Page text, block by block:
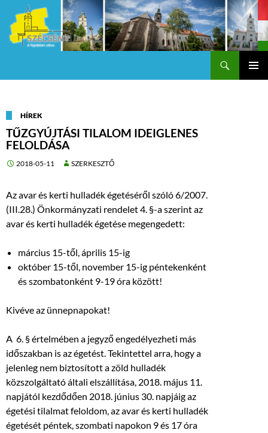
HÍREK
TŰZGYÚJTÁSI TILALOM IDEIGLENES
FELOLDÁSA
2018-05-11 SZERKESZTŐ
Az avar és kerti hulladék égetéséről szóló 6/2007.
(III.28.) Önkormányzati rendelet 4. §-a szerint az
avar és kerti hulladék égetése megengedett:
március 15-től, április 15-ig
október 15-től, november 15-ig péntekenként
és szombatonként 9-19 óra között!
Kivéve az ünnepnapokat!
A 6. § értelmében a jegyző engedélyezheti más
időszakban is az égetést. Tekintettel arra, hogy a
jelenleg nem biztosított a zöld hulladék
közszolgáltató általi elszállítása, 2018. május 11.
napjától kezdődően 2018. június 30. napjáig az
égetési tilalmat feloldom, az avar és kerti hulladék
égetését péntek, szombati napokon 9 és 17 óra